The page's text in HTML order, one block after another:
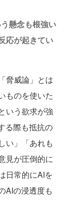
懸念も根強い
応が起きてい
脅威論」とは
ものを使いた
いう欲求が強
る際も抵抗の
い」「あれも
見が圧倒的に
日常的にAIを
AIの浸透度も